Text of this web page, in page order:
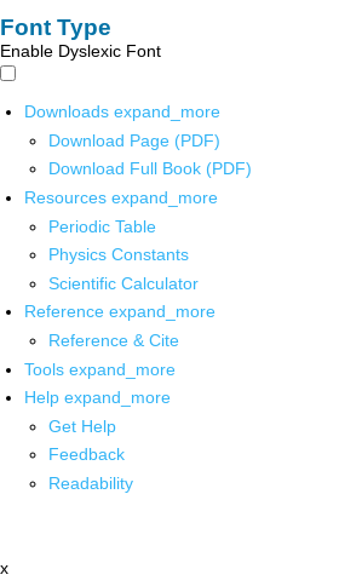
Font Type
Enable Dyslexic Font
Downloads expand_more
Download Page (PDF)
Download Full Book (PDF)
Resources expand_more
Periodic Table
Physics Constants
Scientific Calculator
Reference expand_more
Reference & Cite
Tools expand_more
Help expand_more
Get Help
Feedback
Readability
x